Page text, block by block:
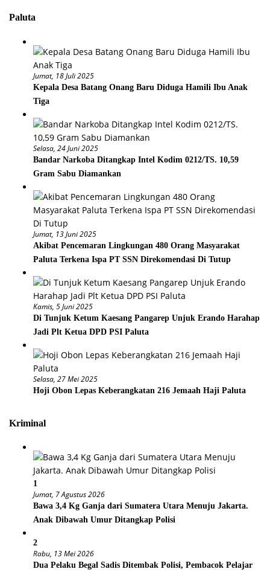
Paluta
Jumat, 18 Juli 2025
Kepala Desa Batang Onang Baru Diduga Hamili Ibu Anak
Tiga
Selasa, 24 Juni 2025
Bandar Narkoba Ditangkap Intel Kodim 0212/TS. 10,59
Gram Sabu Diamankan
Jumat, 13 Juni 2025
Akibat Pencemaran Lingkungan 480 Orang Masyarakat
Paluta Terkena Ispa PT SSN Direkomendasi Di Tutup
Kamis, 5 Juni 2025
Di Tunjuk Ketum Kaesang Pangarep Unjuk Erando Harahap
Jadi Plt Ketua DPD PSI Paluta
Selasa, 27 Mei 2025
Hoji Obon Lepas Keberangkatan 216 Jemaah Haji Paluta
Kriminal
1
Jumat, 7 Agustus 2026
Bawa 3,4 Kg Ganja dari Sumatera Utara Menuju Jakarta.
Anak Dibawah Umur Ditangkap Polisi
2
Rabu, 13 Mei 2026
Dua Pelaku Begal Sadis Ditembak Polisi, Pembacok Pelajar